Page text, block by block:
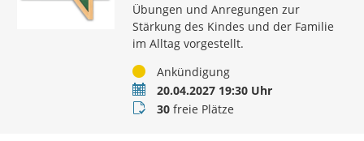
Übungen und Anregungen zur
Stärkung des Kindes und der Familie
im Alltag vorgestellt.
StatusAnkündigung
Termin20.04.2027 19:30 Uhr
Buchungsstatus
30freie Plätze